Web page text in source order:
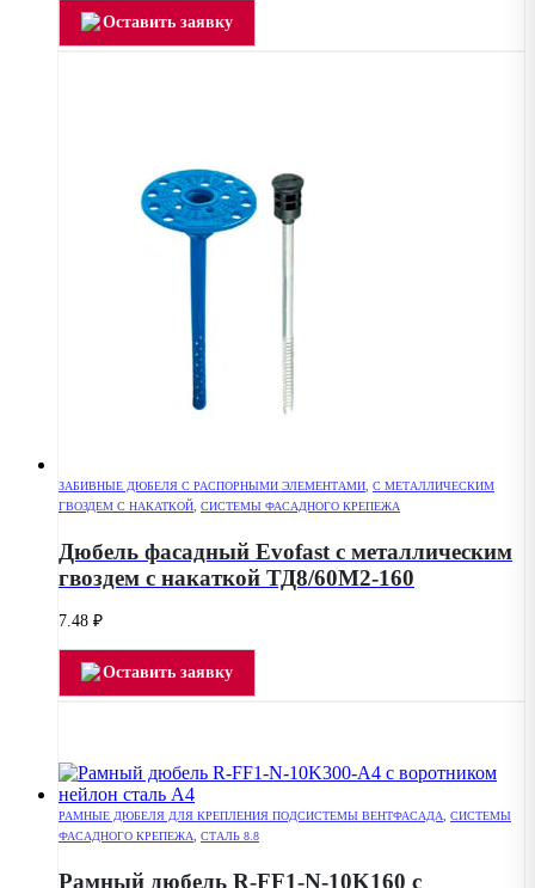
Оставить заявку
ЗАБИВНЫЕ ДЮБЕЛЯ С РАСПОРНЫМИ ЭЛЕМЕНТАМИ С МЕТАЛЛИЧЕСКИМ
ГВОЗДЕМ С НАКАТКОЙ СИСТЕМЫ ФАСАДНОГО КРЕПЕЖА
Дюбель фасадный Evofast с металлическим
гвоздем с накаткой ТД8/60М2-160
7.48 ₽
Оставить заявку
РАМНЫЕ ДЮБЕЛЯ ДЛЯ КРЕПЛЕНИЯ ПОДСИСТЕМЫ ВЕНТФАСАДА, СИСТЕМЫ
ФАСАДНОГО КРЕПЕЖА, СТАЛЬ 8.8
Рамный дюбель R-FF1-N-10K160 с